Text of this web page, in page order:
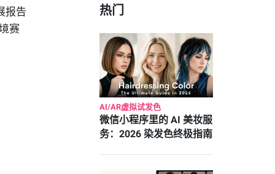
报告
赛
热门
AI/AR虚拟试发色
微信小程序里的 AI 美妆服
务：2026 染发色终极指南